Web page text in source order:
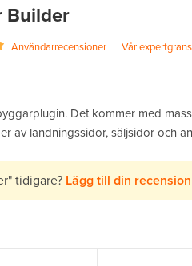
Builder
Användarrecensioner | Vår
Det kommer med
av landningssidor, säljsidor och
tidigare? Lägg till din recension